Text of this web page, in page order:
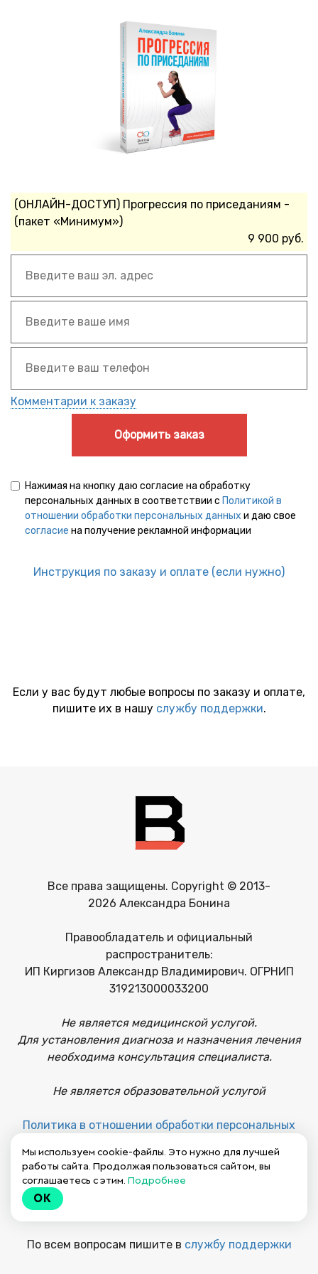
(ОНЛАЙН-ДОСТУП) Прогрессия по приседаниям -
(пакет «Минимум»)
9 900 руб.
Комментарии к заказу
Оформить заказ
Нажимая на кнопку даю согласие на обработку
персональных данных в соответствии с Политикой в
отношении обработки персональных данных и даю свое
согласие на получение рекламной информации
Инструкция по заказу и оплате (если нужно)
Если у вас будут любые вопросы по заказу и оплате,
пишите их в нашу службу поддержки.
Все права защищены. Copyright © 2013-
2026 Александра Бонина
Правообладатель и официальный
распространитель:
ИП Киргизов Александр Владимирович. ОГРНИП
319213000033200
Не является медицинской услугой.
Для установления диагноза и назначения лечения
необходима консультация специалиста.
Не является образовательной услугой
Политика в отношении обработки персональных
Публичная оферта на заключение договора
По всем вопросам пишите в службу поддержки
Мы используем cookie-файлы. Это нужно для лучшей
работы сайта. Продолжая пользоваться сайтом, вы
соглашаетесь с этим. Подробнее
OK